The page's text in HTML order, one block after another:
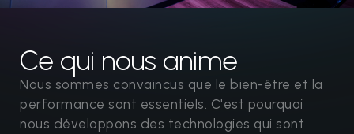
Ce qui nous anime
Nous sommes convaincus que le bien-être et la
performance sont essentiels. C'est pourquoi
nous développons des technologies qui sont